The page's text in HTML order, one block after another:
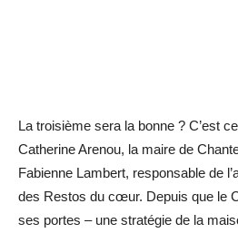
La troisième sera la bonne ? C’est
Catherine Arenou, la maire de
Fabienne Lambert, responsable de
des Restos du cœur. Depuis que le
ses portes – une stratégie de la